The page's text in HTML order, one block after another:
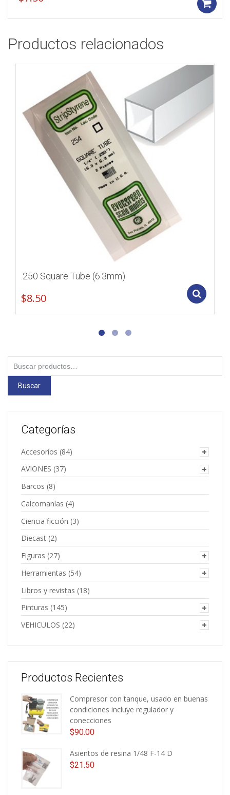
Productos relacionados
.250 Square Tube (6.3mm)
$8.50
Buscar
por:
Buscar
Categorías
Accesorios (84)
AVIONES (37)
Barcos (8)
Calcomanías (4)
Ciencia ficción (3)
Diecast (2)
Figuras (27)
Herramientas (54)
Libros y revistas (18)
Pinturas (145)
VEHICULOS (22)
Productos Recientes
Compresor con tanque, usado en buenas
condiciones incluye regulador y
conecciones
$90.00
Asientos de resina 1/48 F-14 D
$21.50